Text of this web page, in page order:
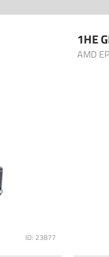
ID: 23877
1HE
AMD